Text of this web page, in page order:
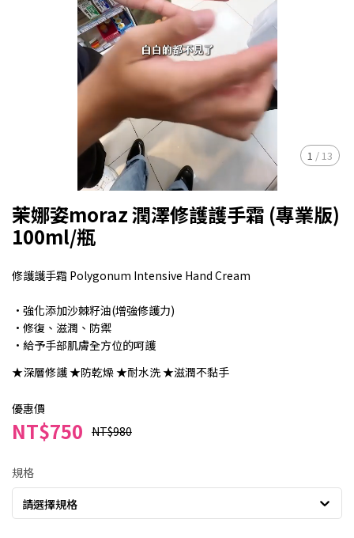
1 / 13
茉娜姿moraz 潤澤修護護手霜 (專業版)
100ml/瓶
修護護手霜 Polygonum Intensive Hand Cream
·強化添加沙棘籽油(增強修護力)
·修復、滋潤、防禦
·給予手部肌膚全方位的呵護
★深層修護 ★防乾燥 ★耐水洗 ★滋潤不黏手
優惠價
NT$750 NT$980
規格
請選擇規格